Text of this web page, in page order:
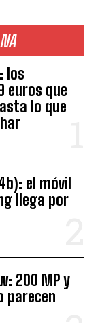
los
euros que
lo que
el móvil
llega por
200 MP y
parecen